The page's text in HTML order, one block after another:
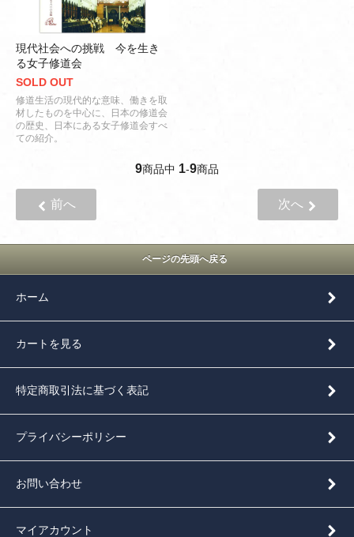
現代社会への挑戦 今を生き
る女子修道会
SOLD OUT
修道生活の現代的な意味、働きを取
材したものを中心に、日本の修道会
の歴史、日本にある女子修道会すべ
ての紹介。
9商品中 1-9商品
前へ 次へ
ページの先頭へ戻る
ホーム
カートを見る
特定商取引法に基づく表記
プライバシーポリシー
お問い合わせ
マイアカウント